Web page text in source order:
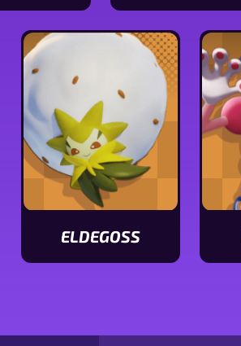
Ver
características
Comfey
ELDEGOSS
Ver
Eldegoss
Ver
Mr.